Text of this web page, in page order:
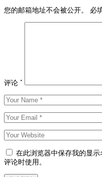
您的邮箱地址不会被公开。 必
评论 *
在此浏览器中保存我的显
评论时使用。